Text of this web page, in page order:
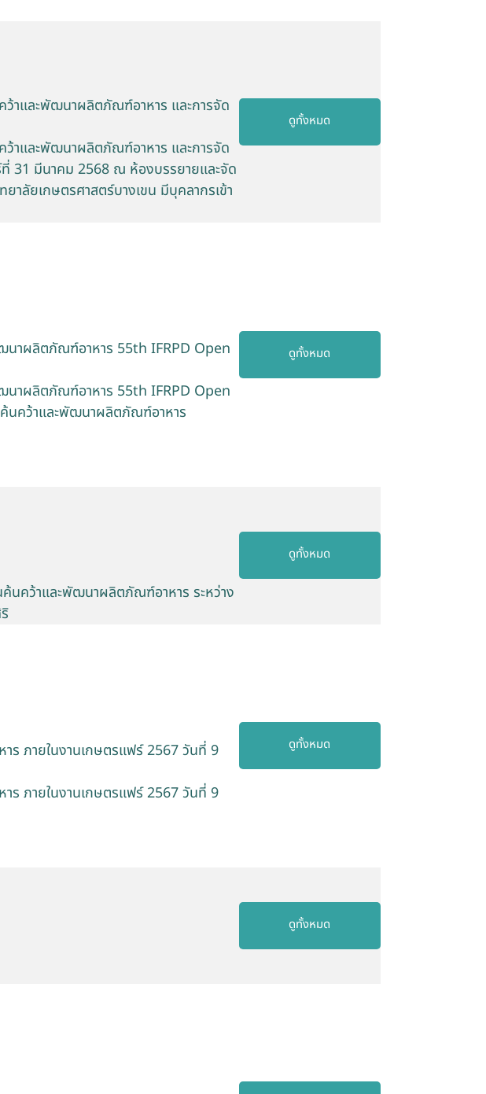
าและพัฒนาผลิตภัณฑ์อาหาร และการจัด
าและพัฒนาผลิตภัณฑ์อาหาร และการจัด
31 มีนาคม 2568 ณ ห้องบรรยายและจัด
ลัยเกษตรศาสตร์บางเขน มีบุคลากรเข้า
ดูทั้งหมด
นาผลิตภัณฑ์อาหาร 55th IFRPD Open
นาผลิตภัณฑ์อาหาร 55th IFRPD Open
คว้าและพัฒนาผลิตภัณฑ์อาหาร
ดูทั้งหมด
นคว้าและพัฒนาผลิตภัณฑ์อาหาร ระหว่าง
ดูทั้งหมด
ภายในงานเกษตรแฟร์ 2567 วันที่ 9
ภายในงานเกษตรแฟร์ 2567 วันที่ 9
ดูทั้งหมด
ดูทั้งหมด